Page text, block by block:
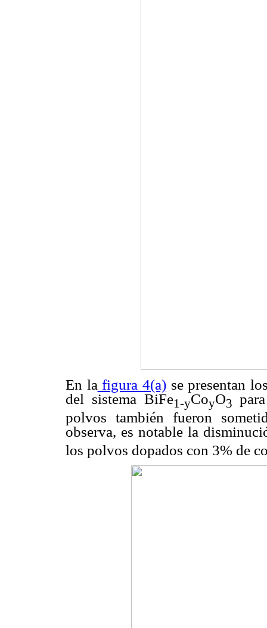
En la figura 4(a)se presentan
del sistema BiFe1-yCoyO3
polvos también fueron
observa, es notable la
los polvos dopados con 3% de